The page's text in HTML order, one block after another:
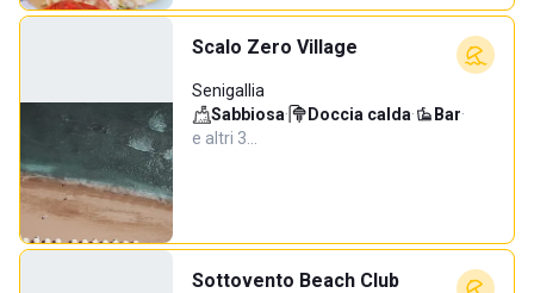
Scalo Zero Village
Senigallia
Sabbiosa· Doccia calda· Bar·
e altri 3…
Sottovento Beach Club